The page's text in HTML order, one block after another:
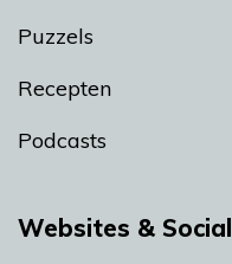
Puzzels
Recepten
Podcasts
Websites & Social